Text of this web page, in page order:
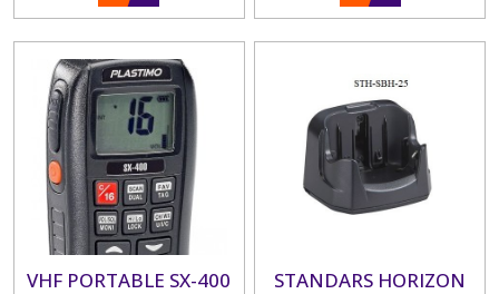
VHF PORTABLE SX-400
STANDARS HORIZON